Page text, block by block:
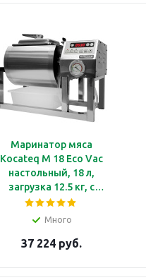
Маринатор мяса
Kocateq M 18 Eco Vac
настольный, 18 л,
загрузка 12.5 кг, с
вакуумированием
Много
37 224 руб.